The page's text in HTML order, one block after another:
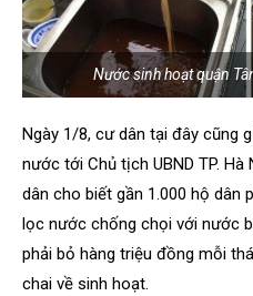
Nước sinh hoạt quận
Ngày 1/8, cư dân tại đây cũng
nước tới Chủ tịch UBND TP.
dân cho biết gần 1.000 hộ dân
lọc nước chống chọi với nước
phải bỏ hàng triệu đồng mỗi
chai về sinh hoạt.